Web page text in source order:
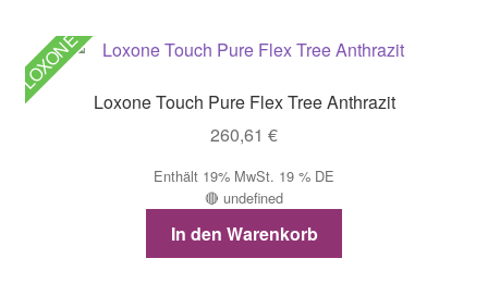
LOXONE
Loxone Touch Pure Flex Tree Anthrazit
260,61 €
Enthält 19% MwSt. 19 % DE
🔴 undefined
In den Warenkorb